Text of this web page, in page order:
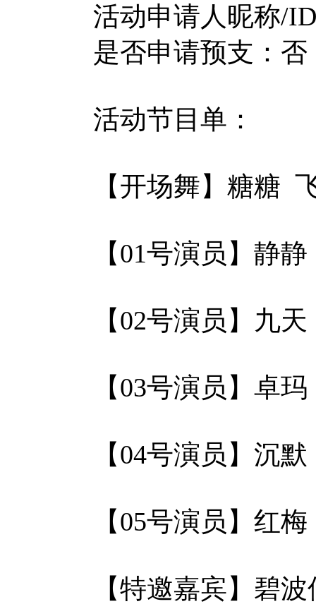
活动申请人昵称/
是否申请预支：否
活动节目单：
【开场舞】糖糖
【01号演员】静
【02号演员】九
【03号演员】卓
【04号演员】沉
【05号演员】红
【特邀嘉宾】碧